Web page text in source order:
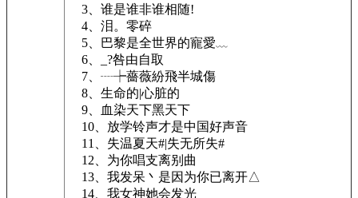
3、谁是谁非谁相随!
4、泪。零碎
5、巴黎是全世界的寵愛﹏
6、_?咎由自取
7、┈┾薔薇紛飛半城傷
8、生命的|心脏的
9、血染天下黑天下
10、放学铃声才是中国好声音
11、失温夏天#|失无所失#
12、为你唱支离别曲
13、我发呆丶是因为你已离开△
14、我女神她会发光